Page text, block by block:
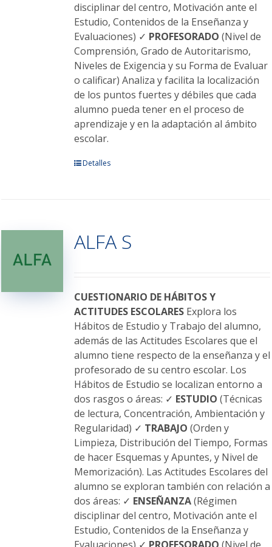
disciplinar del centro, Motivación ante el
Estudio, Contenidos de la Enseñanza y
Evaluaciones) ✓ PROFESORADO (Nivel de
Comprensión, Grado de Autoritarismo,
Niveles de Exigencia y su Forma de Evaluar
o calificar) Analiza y facilita la localización
de los puntos fuertes y débiles que cada
alumno pueda tener en el proceso de
aprendizaje y en la adaptación al ámbito
escolar.
Este
Las
opciones
elegir
en
la
página
de
producto
Detalles
ALFA S
CUESTIONARIO DE HÁBITOS Y
ACTITUDES ESCOLARESExplora los
Hábitos de Estudio y Trabajo del alumno,
además de las Actitudes Escolares que el
alumno tiene respecto de la enseñanza y el
profesorado de su centro escolar. Los
Hábitos de Estudio se localizan entorno a
dos rasgos o áreas: ✓ ESTUDIO (Técnicas
de lectura, Concentración, Ambientación y
Regularidad) ✓ TRABAJO (Orden y
Limpieza, Distribución del Tiempo, Formas
de hacer Esquemas y Apuntes, y Nivel de
Memorización). Las Actitudes Escolares del
alumno se exploran también con relación a
dos áreas: ✓ ENSEÑANZA(Régimen
disciplinar del centro, Motivación ante el
Estudio, Contenidos de la Enseñanza y